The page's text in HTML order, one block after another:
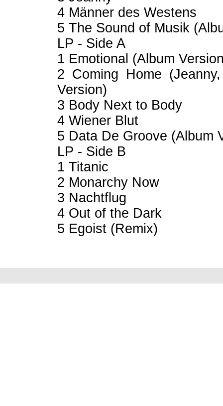
4 Männer des Westens
5 The Sound of Musik
LP - Side A
1 Emotional (Album
2 Coming Home
Version)
3 Body Next to Body
4 Wiener Blut
5 Data De Groove
LP - Side B
1 Titanic
2 Monarchy Now
3 Nachtflug
4 Out of the Dark
5 Egoist (Remix)